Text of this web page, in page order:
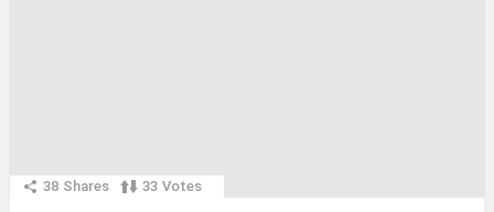
38 Shares 33 Votes